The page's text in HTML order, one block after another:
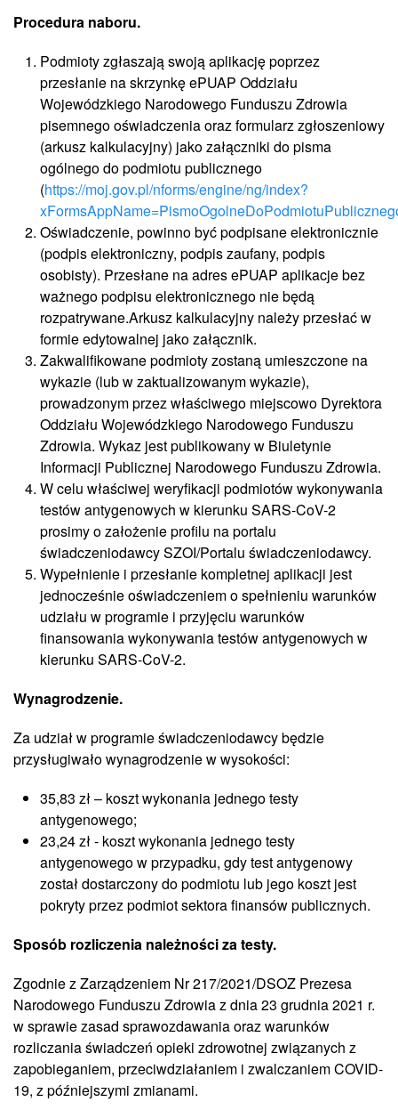
Procedura naboru.
Podmioty zgłaszają swoją aplikację poprzez
przesłanie na skrzynkę ePUAP Oddziału
Wojewódzkiego Narodowego Funduszu Zdrowia
pisemnego oświadczenia oraz formularz zgłoszeniowy
(arkusz kalkulacyjny) jako załączniki do pisma
ogólnego do podmiotu publicznego
(https://moj.gov.pl/nforms/engine/ng/index?
Oświadczenie, powinno być podpisane elektronicznie
(podpis elektroniczny, podpis zaufany, podpis
osobisty). Przesłane na adres ePUAP aplikacje bez
ważnego podpisu elektronicznego nie będą
rozpatrywane.Arkusz kalkulacyjny należy przesłać w
formie edytowalnej jako załącznik.
Zakwalifikowane podmioty zostaną umieszczone na
wykazie (lub w zaktualizowanym wykazie),
prowadzonym przez właściwego miejscowo Dyrektora
Oddziału Wojewódzkiego Narodowego Funduszu
Zdrowia. Wykaz jest publikowany w Biuletynie
Informacji Publicznej Narodowego Funduszu Zdrowia.
W celu właściwej weryfikacji podmiotów wykonywania
testów antygenowych w kierunku SARS-CoV-2
prosimy o założenie profilu na portalu
świadczeniodawcy SZOI/Portalu świadczeniodawcy.
Wypełnienie i przesłanie kompletnej aplikacji jest
jednocześnie oświadczeniem o spełnieniu warunków
udziału w programie i przyjęciu warunków
finansowania wykonywania testów antygenowych w
kierunku SARS-CoV-2.
Wynagrodzenie.
Za udział w programie świadczeniodawcy będzie
przysługiwało wynagrodzenie w wysokości:
35,83 zł – koszt wykonania jednego testy
antygenowego;
23,24 zł - koszt wykonania jednego testy
antygenowego w przypadku, gdy test antygenowy
został dostarczony do podmiotu lub jego koszt jest
pokryty przez podmiot sektora finansów publicznych.
Sposób rozliczenia należności za testy.
Zgodnie z Zarządzeniem Nr 217/2021/DSOZ Prezesa
Narodowego Funduszu Zdrowia z dnia 23 grudnia 2021 r.
w sprawie zasad sprawozdawania oraz warunków
rozliczania świadczeń opieki zdrowotnej związanych z
zapobieganiem, przeciwdziałaniem i zwalczaniem COVID-
19, z późniejszymi zmianami.